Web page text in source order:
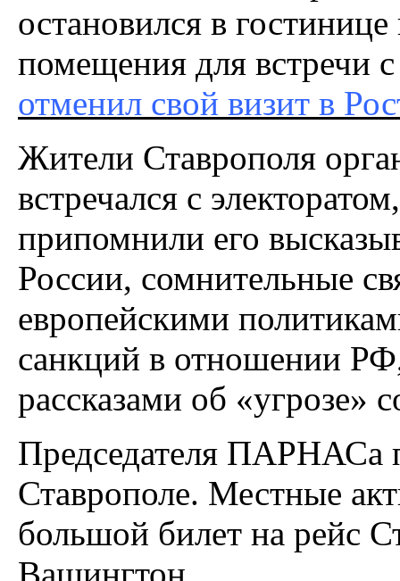
остановился в
помещения для встречи
отменил свой визит в
Жители Ставрополя
встречался с
припомнили его
России, сомнительные
европейскими
санкций в отношении
рассказами об
Председателя ПАРНАСа
Ставрополе. Местные
большой билет на рейс